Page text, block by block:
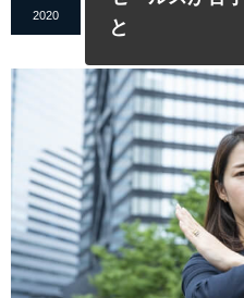
2020
と